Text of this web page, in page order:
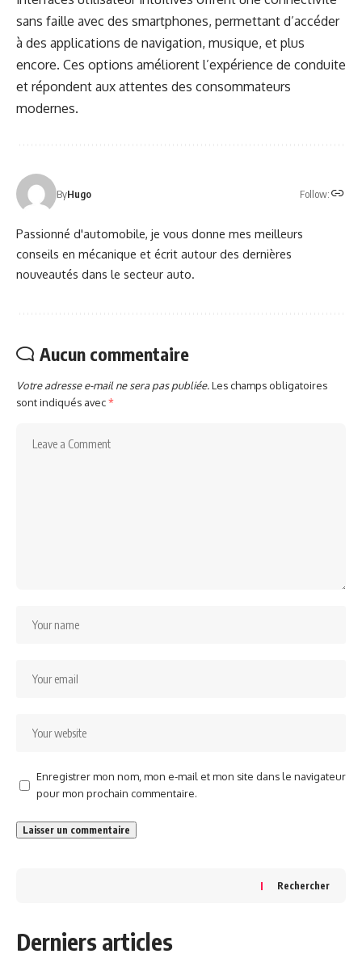
sans faille avec des smartphones, permettant d’accéder
à des applications de navigation, musique, et plus
encore. Ces options améliorent l’expérience de conduite
et répondent aux attentes des consommateurs
modernes.
ByHugo Follow:
Passionné d'automobile, je vous donne mes meilleurs
conseils en mécanique et écrit autour des dernières
nouveautés dans le secteur auto.
Aucun commentaire
Votre adresse e-mail ne sera pas publiée.Les champs obligatoires
sont indiqués avec*
Enregistrer mon nom, mon e-mail et mon site dans le navigateur
pour mon prochain commentaire.
Rechercher
Derniers articles